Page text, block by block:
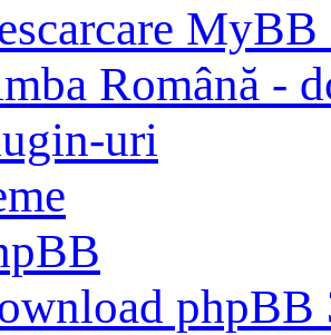
MyBB
Română -
uri
phpBB